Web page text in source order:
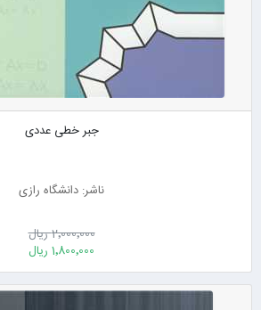
جبر خطی عددی
ناشر: دانشگاه رازی
2٬000٬000 ریال
1٬800٬000 ریال